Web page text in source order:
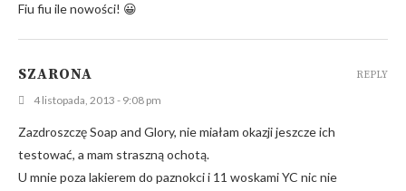
Fiu fiu ile nowości! 😀
SZARONA
4 listopada, 2013 - 9:08 pm
Zazdroszczę Soap and Glory, nie miałam okazji jeszcze ich
testować, a mam straszną ochotą.
U mnie poza lakierem do paznokci i 11 woskami YC nic nie
REPLY